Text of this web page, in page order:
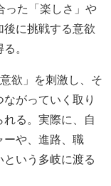
った「楽しさ」や
後に挑戦する意欲
。
欲」を刺激し、そ
がっていく取り
る。実際に、自
ーや、進路、職
いう多岐に渡る